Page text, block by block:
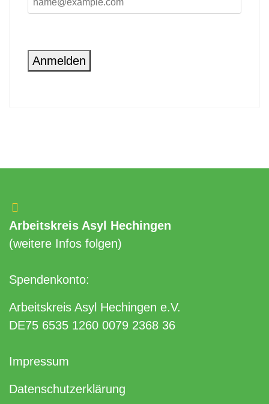
Anmelden
Arbeitskreis Asyl Hechingen
(weitere Infos folgen)
Spendenkonto:
Arbeitskreis Asyl Hechingen e.V.
DE75 6535 1260 0079 2368 36
Impressum
Datenschutzerklärung